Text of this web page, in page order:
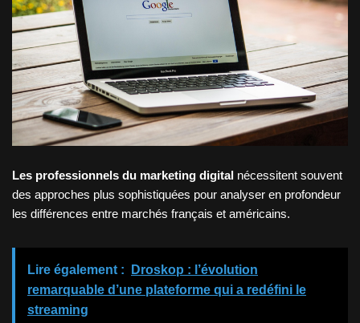
Les professionnels du marketing digital nécessitent souvent
des approches plus sophistiquées pour analyser en profondeur
les différences entre marchés français et américains.
Lire également :
Droskop : l’évolution
remarquable d’une plateforme qui a redéfini le
streaming